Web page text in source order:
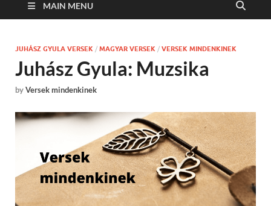
MAIN MENU
JUHÁSZ GYULA VERSEK / MAGYAR VERSEK / VERSEK MINDENKINEK
Juhász Gyula: Muzsika
byVersek mindenkinek